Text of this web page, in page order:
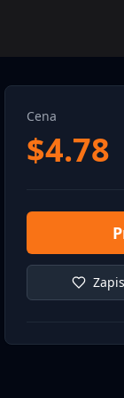
Cena
$4.78